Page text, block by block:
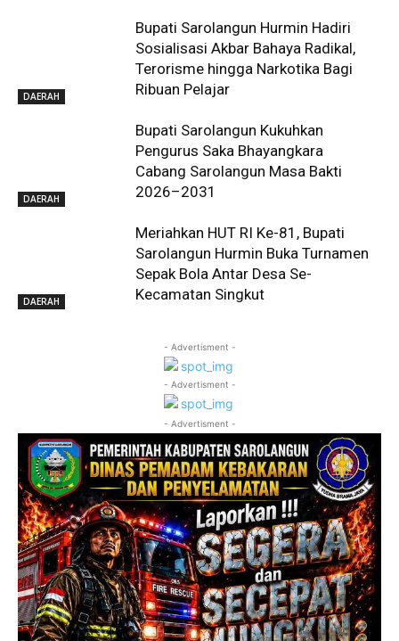
DAERAH
Bupati Sarolangun Hurmin Hadiri
Sosialisasi Akbar Bahaya Radikal,
Terorisme hingga Narkotika Bagi
Ribuan Pelajar
DAERAH
Bupati Sarolangun Kukuhkan
Pengurus Saka Bhayangkara
Cabang Sarolangun Masa Bakti
2026–2031
DAERAH
Meriahkan HUT RI Ke-81, Bupati
Sarolangun Hurmin Buka Turnamen
Sepak Bola Antar Desa Se-
Kecamatan Singkut
- Advertisment -
- Advertisment -
- Advertisment -